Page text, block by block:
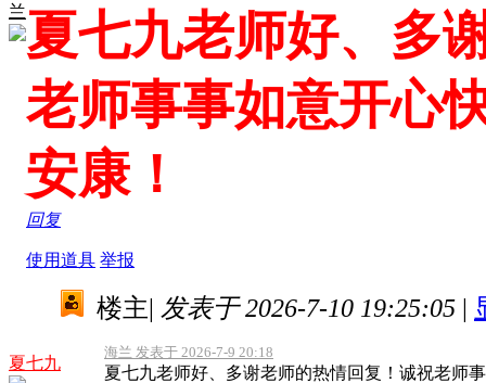
兰夏七九老师好、多
老师事事如意开心
安康！
回复
使用道具 举报
夏七九
楼主| 发表于 2026-7-10 19:25:05 |
海兰 发表于 2026-7-9 20:18
夏七九老师好、多谢老师的热情回复！诚祝老师